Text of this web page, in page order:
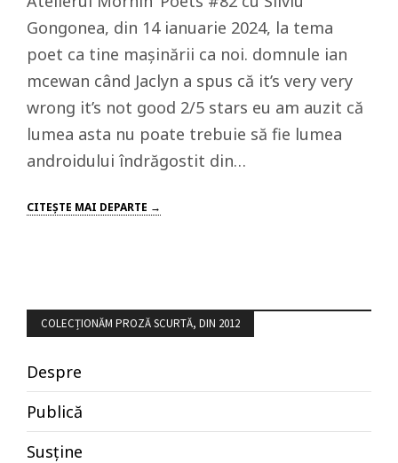
Gongonea, din 14 ianuarie 2024, la tema
poet ca tine mașinării ca noi. domnule ian
mcewan când Jaclyn a spus că it’s very very
wrong it’s not good 2/5 stars eu am auzit că
lumea asta nu poate trebuie să fie lumea
androidului îndrăgostit din…
CITEŞTE MAI DEPARTE →
COLECȚIONĂM PROZĂ SCURTĂ, DIN 2012
Despre
Publică
Susține